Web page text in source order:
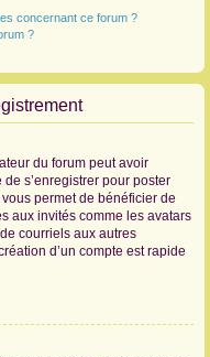
concernant ce forum ?
?
du forum peut avoir
s’enregistrer pour poster
permet de bénéficier de
aux invités comme les avatars
courriels aux autres
d’un compte est rapide